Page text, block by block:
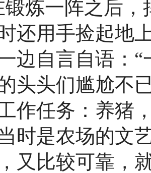
锻炼一阵之后
还用手捡起地
边自言自语：
头头们尴尬不
作任务：养猪
是农场的文艺
又比较可靠，